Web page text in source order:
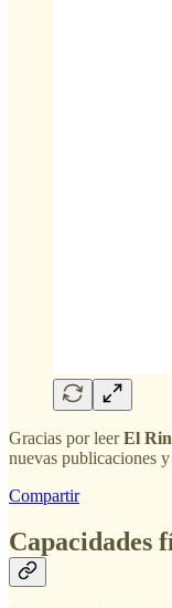
Gracias por leerEl
nuevas publicaciones
Compartir
Capacidades